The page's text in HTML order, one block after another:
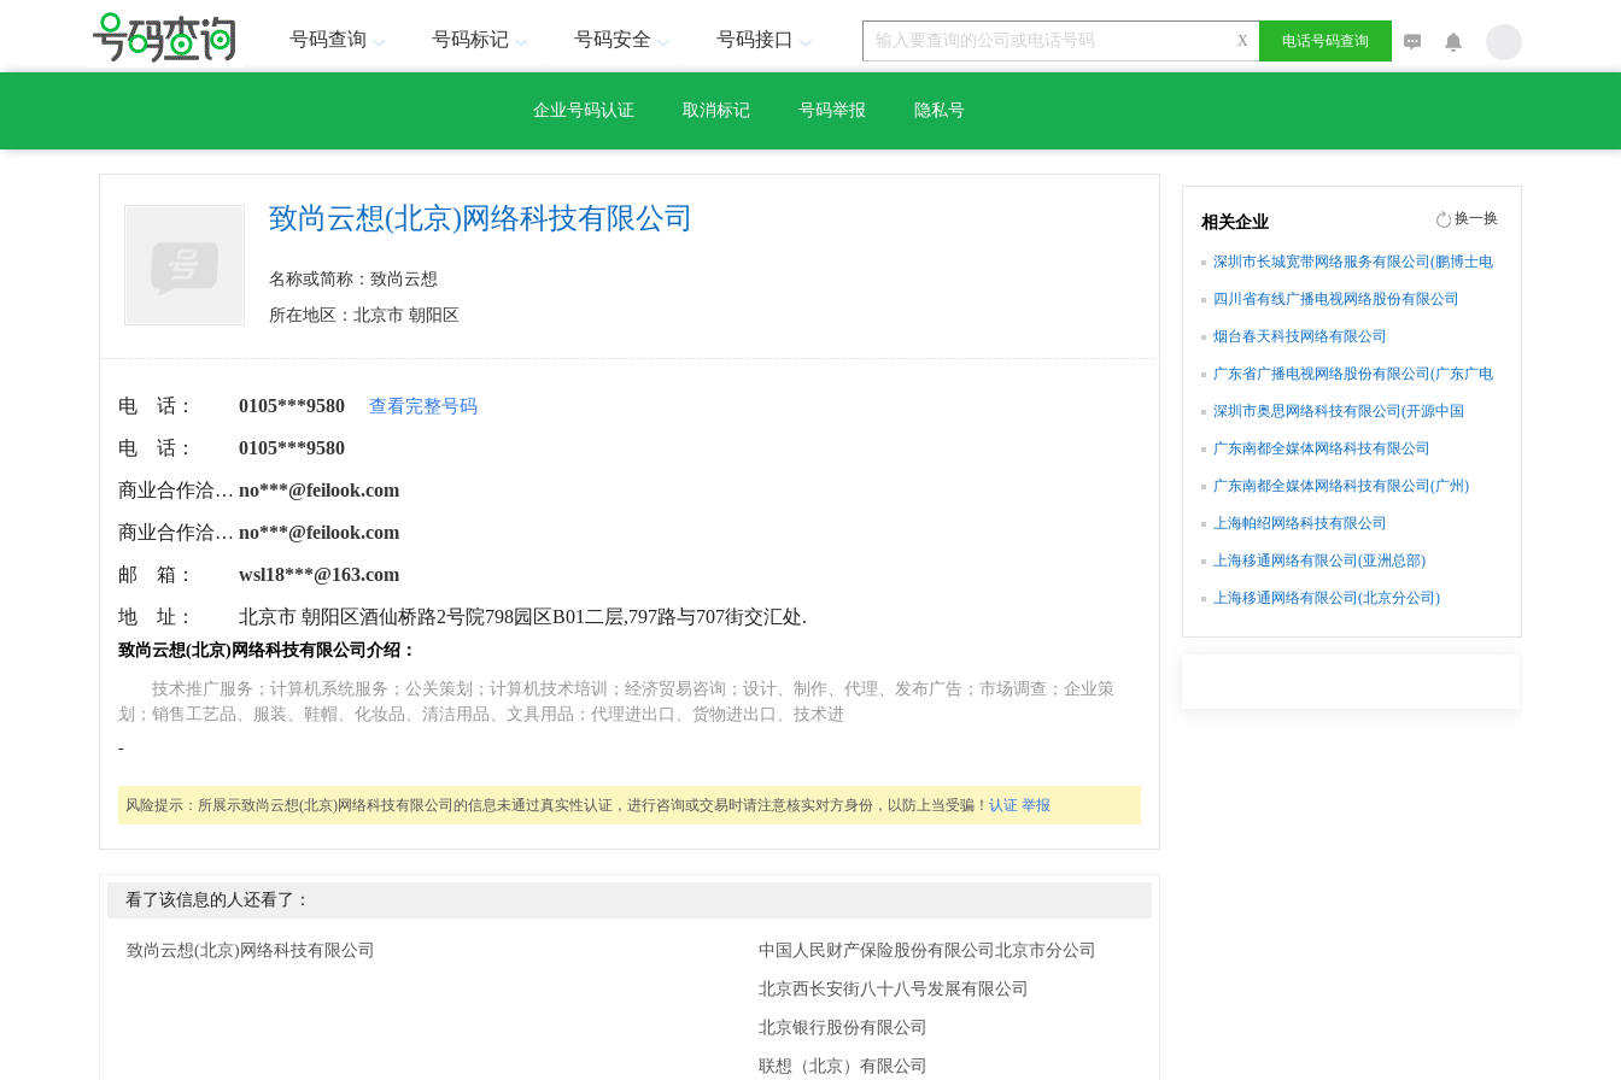
号码查询 号码标记 号码安全 号码接口 X 电话号码查询
企业号码认证 取消标记 号码举报 隐私号
致尚云想(北京)网络科技有限公司
名称或简称：致尚云想
所在地区：北京市 朝阳区
电 话： 0105***9580 查看完整号码
电 话： 0105***9580
商业合作洽谈： no***@feilook.com
商业合作洽谈： no***@feilook.com
邮 箱： wsl18***@163.com
地 址： 北京市 朝阳区酒仙桥路2号院798园区B01二层,797路与707街交汇处.
致尚云想(北京)网络科技有限公司介绍：
技术推广服务；计算机系统服务；公关策划；计算机技术培训；经济贸易咨询；设计、制作、代理、发布广告；市场调查；企业策
划；销售工艺品、服装、鞋帽、化妆品、清洁用品、文具用品；代理进出口、货物进出口、技术进
-
风险提示： 所展示致尚云想(北京)网络科技有限公司的信息未通过真实性认证，进行咨询或交易时请注意核实对方身份，以防上当受骗！ 认证 举报
看了该信息的人还看了：
致尚云想(北京)网络科技有限公司 中国人民财产保险股份有限公司北京市分公司
北京西长安街八十八号发展有限公司
北京银行股份有限公司
联想（北京）有限公司
相关企业 换一换
深圳市长城宽带网络服务有限公司(鹏博士电
四川省有线广播电视网络股份有限公司
烟台春天科技网络有限公司
广东省广播电视网络股份有限公司(广东广电
深圳市奥思网络科技有限公司(开源中国
广东南都全媒体网络科技有限公司
广东南都全媒体网络科技有限公司(广州)
上海帕绍网络科技有限公司
上海移通网络有限公司(亚洲总部)
上海移通网络有限公司(北京分公司)